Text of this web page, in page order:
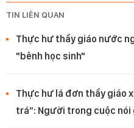
TIN LIÊN QUAN
Thực hư thầy giáo nước
"bênh học sinh"
Thực hư lá đơn thầy giáo
trá”: Người trong cuộc nói